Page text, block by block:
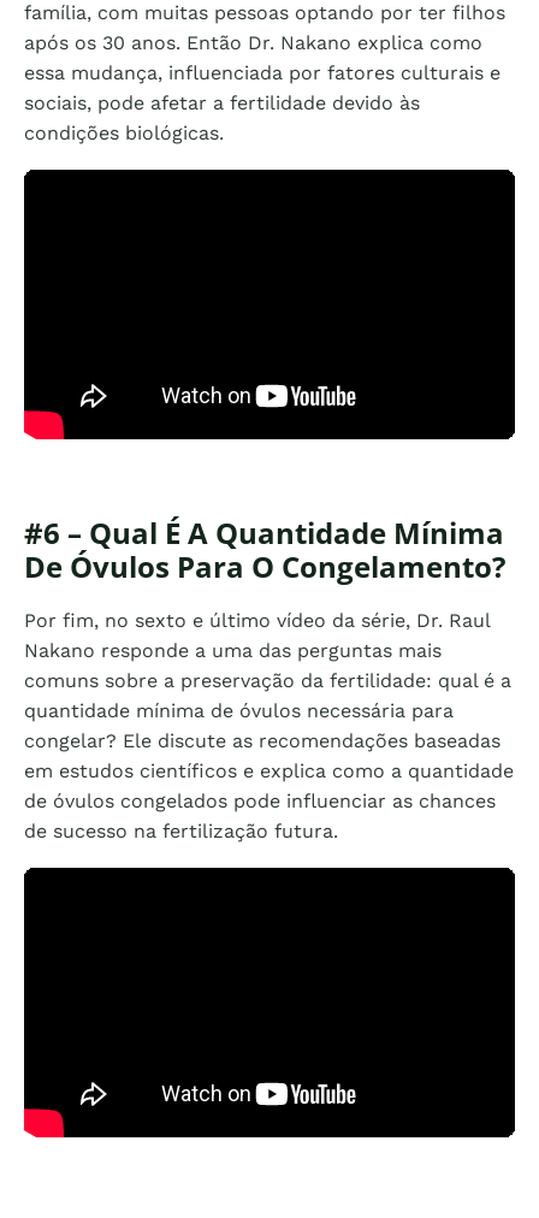
família, com muitas pessoas optando por ter filhos
após os 30 anos. Então Dr. Nakano explica como
essa mudança, influenciada por fatores culturais e
sociais, pode afetar a fertilidade devido às
condições biológicas.
#6 – Qual É A Quantidade Mínima
De Óvulos Para O Congelamento?
Por fim, no sexto e último vídeo da série, Dr. Raul
Nakano responde a uma das perguntas mais
comuns sobre a preservação da fertilidade: qual é a
quantidade mínima de óvulos necessária para
congelar? Ele discute as recomendações baseadas
em estudos científicos e explica como a quantidade
de óvulos congelados pode influenciar as chances
de sucesso na fertilização futura.